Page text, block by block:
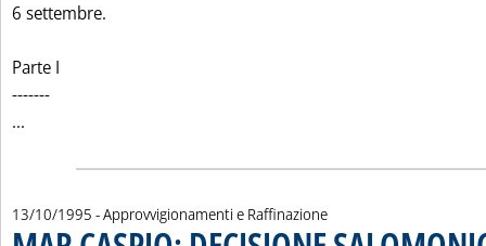
6 settembre.
Parte I
-------
...
13/10/1995 - Approvvigionamenti e Raffinazione